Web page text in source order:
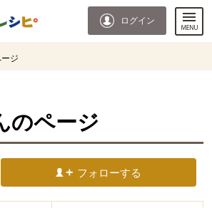
ログイン
ジ
のページ
フォローする